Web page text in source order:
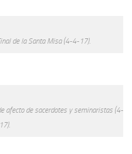
de la Santa Misa (4-4-17).
afecto de sacerdotes y seminaristas (4-